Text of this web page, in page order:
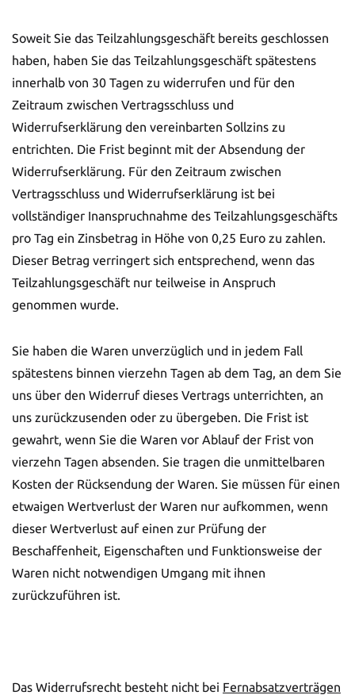
Soweit Sie das Teilzahlungsgeschäft bereits geschlossen
haben, haben Sie das Teilzahlungsgeschäft spätestens
innerhalb von 30 Tagen zu widerrufen und für den
Zeitraum zwischen Vertragsschluss und
Widerrufserklärung den vereinbarten Sollzins zu
entrichten. Die Frist beginnt mit der Absendung der
Widerrufserklärung. Für den Zeitraum zwischen
Vertragsschluss und Widerrufserklärung ist bei
vollständiger Inanspruchnahme des Teilzahlungsgeschäfts
pro Tag ein Zinsbetrag in Höhe von 0,25 Euro zu zahlen.
Dieser Betrag verringert sich entsprechend, wenn das
Teilzahlungsgeschäft nur teilweise in Anspruch
genommen wurde.
Sie haben die Waren unverzüglich und in jedem Fall
spätestens binnen vierzehn Tagen ab dem Tag, an dem Sie
uns über den Widerruf dieses Vertrags unterrichten, an
uns zurückzusenden oder zu übergeben. Die Frist ist
gewahrt, wenn Sie die Waren vor Ablauf der Frist von
vierzehn Tagen absenden. Sie tragen die unmittelbaren
Kosten der Rücksendung der Waren. Sie müssen für einen
etwaigen Wertverlust der Waren nur aufkommen, wenn
dieser Wertverlust auf einen zur Prüfung der
Beschaffenheit, Eigenschaften und Funktionsweise der
Waren nicht notwendigen Umgang mit ihnen
zurückzuführen ist.
Das Widerrufsrecht besteht nicht bei Fernabsatzverträgen